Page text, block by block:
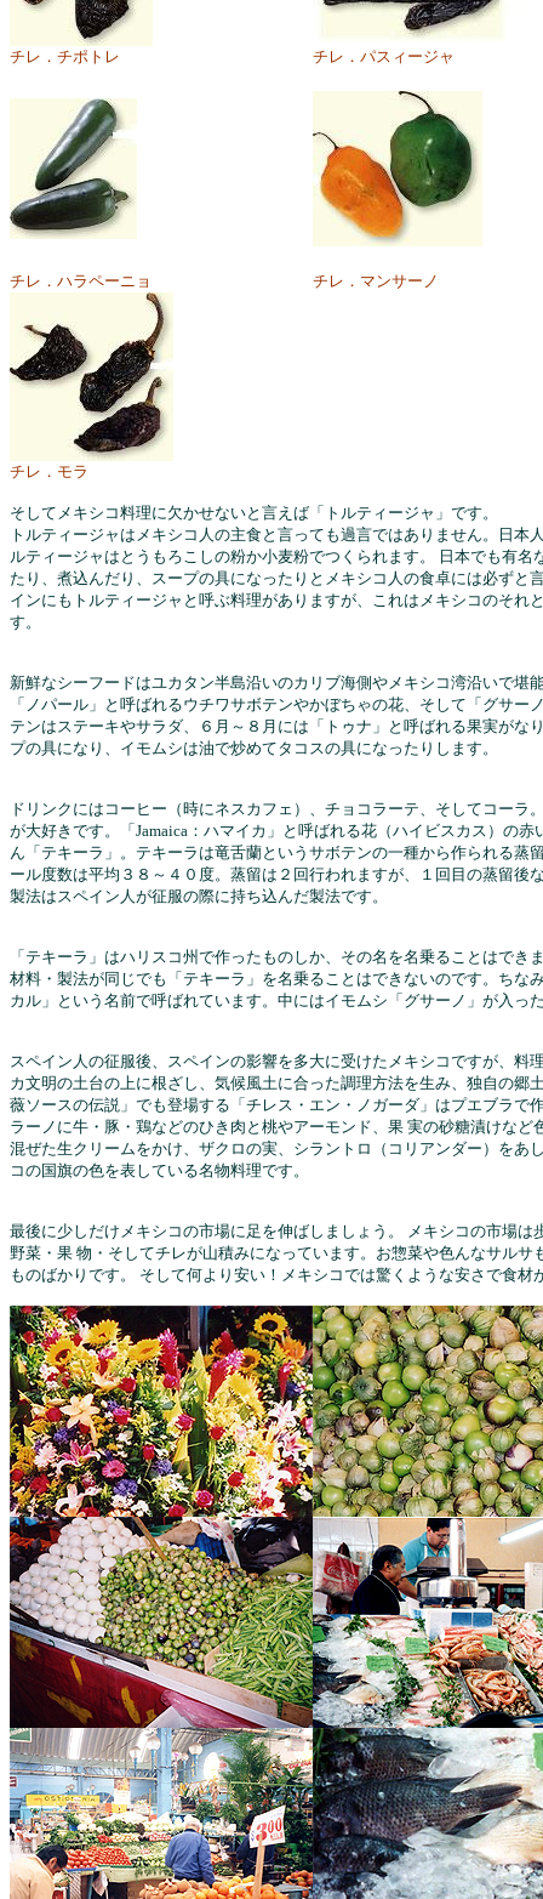
チレ．チポトレ チレ．パスィージャ
チレ．ハラペーニョ チレ．マンサーノ
チレ．モラ
そしてメキシコ料理に欠かせないと言えば「トルティージャ」です。
トルティージャはメキシコ人の主食と言っても過言ではありません。日本
ルティージャはとうもろこしの粉か小麦粉でつくられます。 日本でも有
たり、煮込んだり、スープの具になったりとメキシコ人の食卓には必ずと
インにもトルティージャと呼ぶ料理がありますが、これはメキシコのそれ
す。
新鮮なシーフードはユカタン半島沿いのカリブ海側やメキシコ湾沿いで堪
「ノパール」と呼ばれるウチワサボテンやかぼちゃの花、そして「グサー
テンはステーキやサラダ、６月～８月には「トゥナ」と呼ばれる果実がな
プの具になり、イモムシは油で炒めてタコスの具になったりします。
ドリンクにはコーヒー（時にネスカフェ）、チョコラーテ、そしてコーラ
が大好きです。「Jamaica：ハマイカ」と呼ばれる花（ハイビスカス）の
ん「テキーラ」。テキーラは竜舌蘭というサボテンの一種から作られる蒸
ール度数は平均３８～４０度。蒸留は２回行われますが、１回目の蒸留後
製法はスペイン人が征服の際に持ち込んだ製法です。
「テキーラ」はハリスコ州で作ったものしか、その名を名乗ることはでき
材料・製法が同じでも「テキーラ」を名乗ることはできないのです。ちな
カル」という名前で呼ばれています。中にはイモムシ「グサーノ」が入っ
スペイン人の征服後、スペインの影響を多大に受けたメキシコですが、料
カ文明の土台の上に根ざし、気候風土に合った調理方法を生み、独自の郷
薇ソースの伝説」でも登場する「チレス・エン・ノガーダ」はプエブラで
ラーノに牛・豚・鶏などのひき肉と桃やアーモンド、果 実の砂糖漬けな
混ぜた生クリームをかけ、ザクロの実、シラントロ（コリアンダー）をあ
コの国旗の色を表している名物料理です。
最後に少しだけメキシコの市場に足を伸ばしましょう。 メキシコの市場は
野菜・果 物・そしてチレが山積みになっています。お惣菜や色んなサルサ
ものばかりです。 そして何より安い！メキシコでは驚くような安さで食材